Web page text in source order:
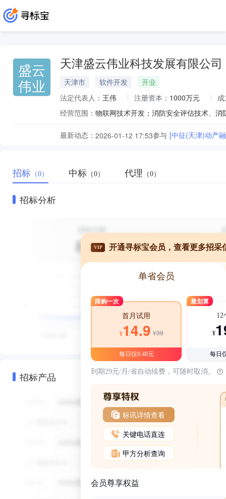
盛云
伟业
天津盛云伟业科技发展有限公司
天津市 软件开发
开业
法定代表人： 王伟 注册资本： 1000万元
经营范围：
最新动态： 2026-01-12 17:53参与 [中征(天津)动产
招标 （0） 中标 （0） 代理 （0）
招标分析
招标产品
VIP 开通寻标宝会员，查看更多招采
单省会员
限购一次
首月试用
¥14.9 ¥39
每日仅0.48元
最划算
12
¥
每日
到期29元/月/省自动续费，可随时取消。
标讯详情查看
关键电话直连
甲方分析查询
会员尊享权益